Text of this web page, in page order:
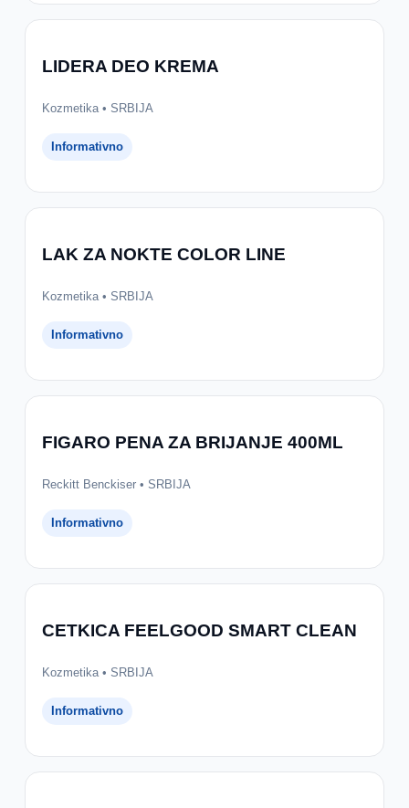
LIDERA DEO KREMA
Kozmetika • SRBIJA
Informativno
LAK ZA NOKTE COLOR LINE
Kozmetika • SRBIJA
Informativno
FIGARO PENA ZA BRIJANJE 400ML
Reckitt Benckiser • SRBIJA
Informativno
CETKICA FEELGOOD SMART CLEAN
Kozmetika • SRBIJA
Informativno